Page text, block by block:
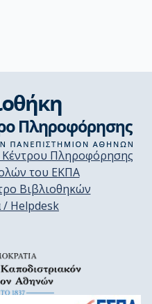
Κέντρου Πληροφόρησης
του ΕΚΠΑ
Βιβλιοθηκών
/ Helpdesk